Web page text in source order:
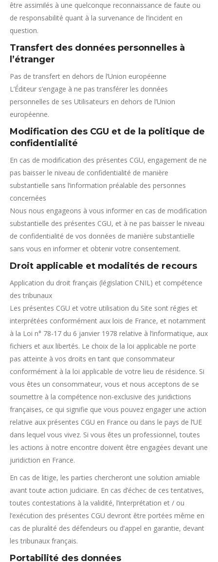
être assimilés à une quelconque reconnaissance de faute ou
de responsabilité quant à la survenance de l’incident en
question.
Transfert des données personnelles à
l’étranger
Pas de transfert en dehors de l’Union européenne
L’Éditeur s’engage à ne pas transférer les données
personnelles de ses Utilisateurs en dehors de l’Union
européenne.
Modification des CGU et de la politique de
confidentialité
En cas de modification des présentes CGU, engagement de ne
pas baisser le niveau de confidentialité de manière
substantielle sans l’information préalable des personnes
concernées
Nous nous engageons à vous informer en cas de modification
substantielle des présentes CGU, et à ne pas baisser le niveau
de confidentialité de vos données de manière substantielle
sans vous en informer et obtenir votre consentement.
Droit applicable et modalités de recours
Application du droit français (législation CNIL) et compétence
des tribunaux
Les présentes CGU et votre utilisation du Site sont régies et
interprétées conformément aux lois de France, et notamment
à la Loi n° 78-17 du 6 janvier 1978 relative à l’informatique, aux
fichiers et aux libertés. Le choix de la loi applicable ne porte
pas atteinte à vos droits en tant que consommateur
conformément à la loi applicable de votre lieu de résidence. Si
vous êtes un consommateur, vous et nous acceptons de se
soumettre à la compétence non-exclusive des juridictions
françaises, ce qui signifie que vous pouvez engager une action
relative aux présentes CGU en France ou dans le pays de l’UE
dans lequel vous vivez. Si vous êtes un professionnel, toutes
les actions à notre encontre doivent être engagées devant une
juridiction en France.
En cas de litige, les parties chercheront une solution amiable
avant toute action judiciaire. En cas d’échec de ces tentatives,
toutes contestations à la validité, l’interprétation et / ou
l’exécution des présentes CGU devront être portées même en
cas de pluralité des défendeurs ou d’appel en garantie, devant
les tribunaux français.
Portabilité des données